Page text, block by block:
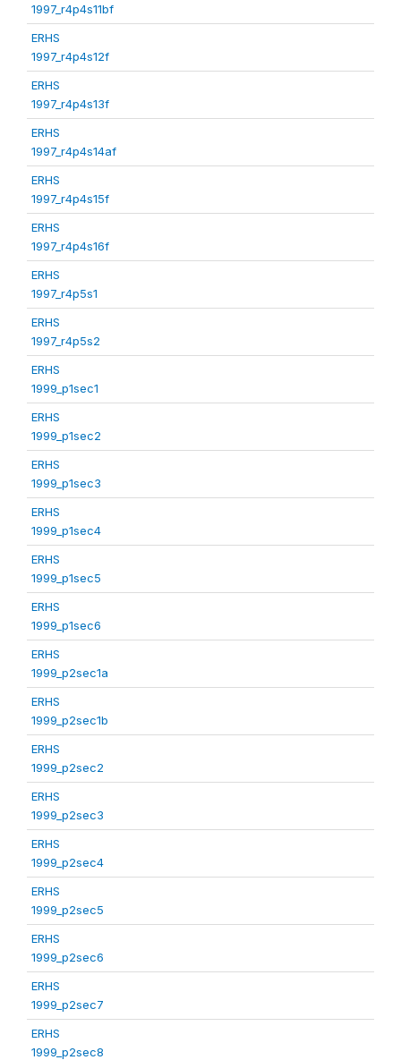
1997_r4p4s11bf
ERHS
1997_r4p4s12f
ERHS
1997_r4p4s13f
ERHS
1997_r4p4s14af
ERHS
1997_r4p4s15f
ERHS
1997_r4p4s16f
ERHS
1997_r4p5s1
ERHS
1997_r4p5s2
ERHS
1999_p1sec1
ERHS
1999_p1sec2
ERHS
1999_p1sec3
ERHS
1999_p1sec4
ERHS
1999_p1sec5
ERHS
1999_p1sec6
ERHS
1999_p2sec1a
ERHS
1999_p2sec1b
ERHS
1999_p2sec2
ERHS
1999_p2sec3
ERHS
1999_p2sec4
ERHS
1999_p2sec5
ERHS
1999_p2sec6
ERHS
1999_p2sec7
ERHS
1999_p2sec8